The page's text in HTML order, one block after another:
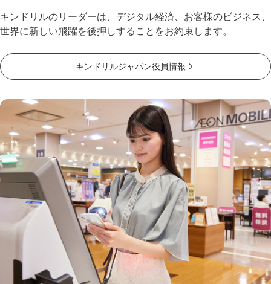
キンドリルのリーダーは、デジタル経済、お客様のビジネス、
世界に新しい飛躍を後押しすることをお約束します。
キンドリルジャパン役員情報